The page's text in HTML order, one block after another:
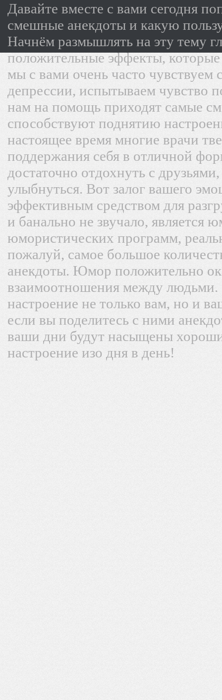
Давайте вместе с вами сегодня
смешные анекдоты и какую
Начнём размышлять на эту тему
положительные эффекты,
мы с вами очень часто чувствуем
депрессии, испытываем чувство
нам на помощь приходят самые
способствуют поднятию
настоящее время многие врачи
поддержания себя в отличной
достаточно отдохнуть с
улыбнуться. Вот залог вашего
эффективным средством для
и банально не звучало, является
юмористических программ,
пожалуй, самое большое
анекдоты. Юмор положительно
взаимоотношения между
настроение не только вам, но и
если вы поделитесь с ними
ваши дни будут насыщены
настроение изо дня в день!